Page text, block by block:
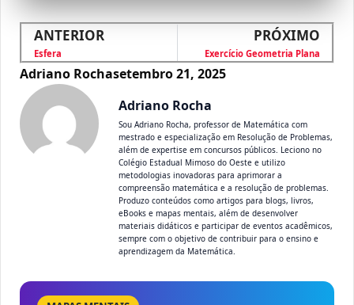
ANTERIOR
Esfera
PRÓXIMO
Exercício Geometria Plana
Adriano Rochasetembro 21, 2025
Adriano Rocha
Sou Adriano Rocha, professor de Matemática com
mestrado e especialização em Resolução de Problemas,
além de expertise em concursos públicos. Leciono no
Colégio Estadual Mimoso do Oeste e utilizo
metodologias inovadoras para aprimorar a
compreensão matemática e a resolução de problemas.
Produzo conteúdos como artigos para blogs, livros,
eBooks e mapas mentais, além de desenvolver
materiais didáticos e participar de eventos acadêmicos,
sempre com o objetivo de contribuir para o ensino e
aprendizagem da Matemática.